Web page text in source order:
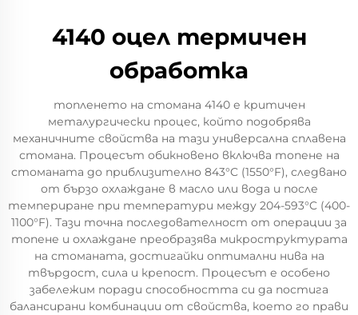
4140 оцел термичен
обработка
топленето на стомана 4140 е критичен
металургически процес, който подобрява
механичните свойства на тази универсална сплавена
стомана. Процесът обикновено включва топене на
стоманата до приблизително 843°C (1550°F), следвано
от бързо охлаждане в масло или вода и после
темпериране при температури между 204-593°C (400-
1100°F). Тази точна последователност от операции за
топене и охлаждане преобразява микроструктурата
на стоманата, достигайки оптимални нива на
твърдост, сила и крепост. Процесът е особено
забележим поради способността си да постига
балансирани комбинации от свойства, което го прави